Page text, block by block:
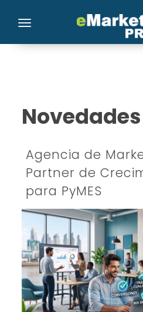
Toggle navigation
Novedades
Agencia de
Partner de
para PyMES